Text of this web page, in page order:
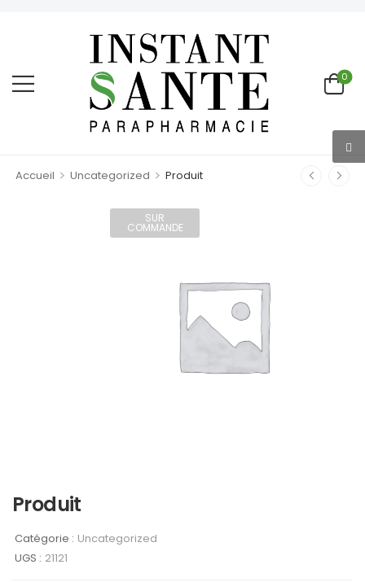
0
Accueil > Uncategorized > Produit
SUR
COMMANDE
Produit
Catégorie : Uncategorized
UGS : 21121